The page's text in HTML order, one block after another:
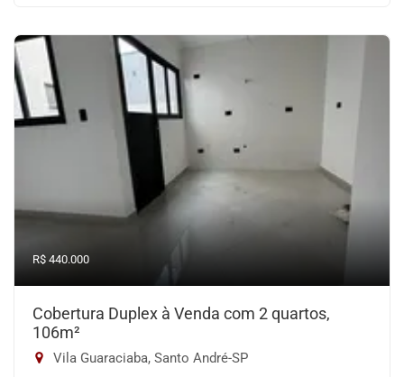
R$ 440.000
Cobertura Duplex à Venda com 2 quartos,
106m²
Vila Guaraciaba, Santo André-SP